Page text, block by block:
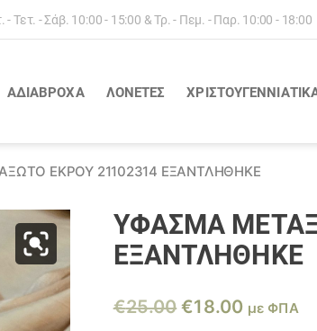
- Τετ. - Σάβ. 10:00 - 15:00 & Τρ. - Πεμ. - Παρ. 10:00 - 18:00
ΑΔΙΆΒΡΟΧΑ ΛΟΝΈΤΕΣ
ΕΚΡΟΎ 21102314 ΕΞΑΝΤΛΗΘΗΚΕ
ΎΦΑΣΜΑ
ΕΞΑΝΤΛΗΘΗΚΕ
€25.00Original
€18.00Ημε ΦΠΑ